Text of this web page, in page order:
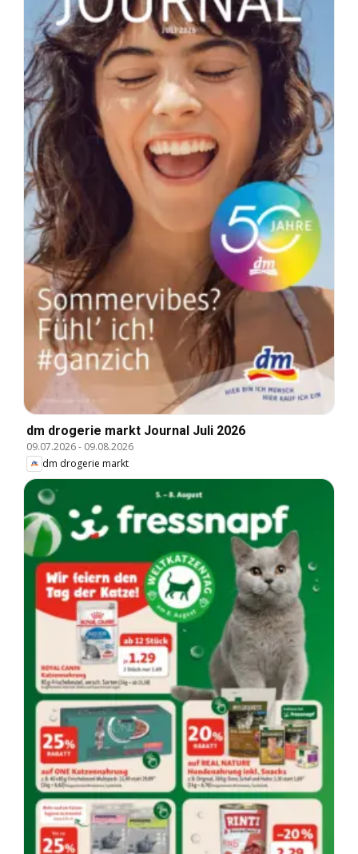
dm drogerie markt Journal Juli 2026
09.07.2026- 09.08.2026
dm drogerie markt